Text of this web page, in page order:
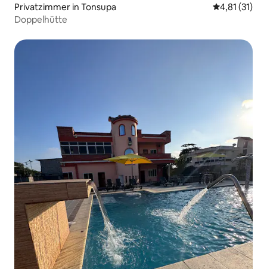
Privatzimmer in Tonsupa
4,81 (31)
Doppelhütte